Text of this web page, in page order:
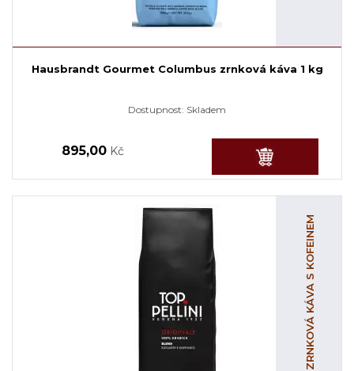
Hausbrandt Gourmet Columbus zrnková káva 1 kg
Dostupnost: Skladem
895,00 Kč
ZRNKOVÁ KÁVA S KOFEINEM